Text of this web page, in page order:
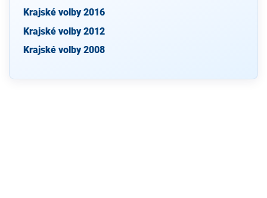
Krajské volby 2016
Krajské volby 2012
Krajské volby 2008